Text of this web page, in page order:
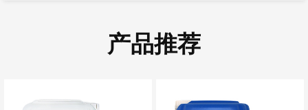
产品推荐